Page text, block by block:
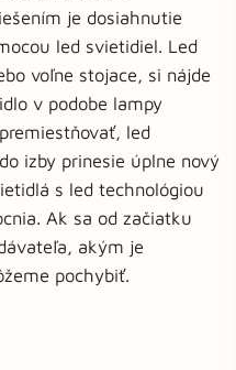
je dosiahnutie
led svietidiel. Led
voľne stojace, si nájde
v podobe lampy
led
izby prinesie úplne nový
s led technológiou
Ak sa od začiatku
akým je
pochybiť.